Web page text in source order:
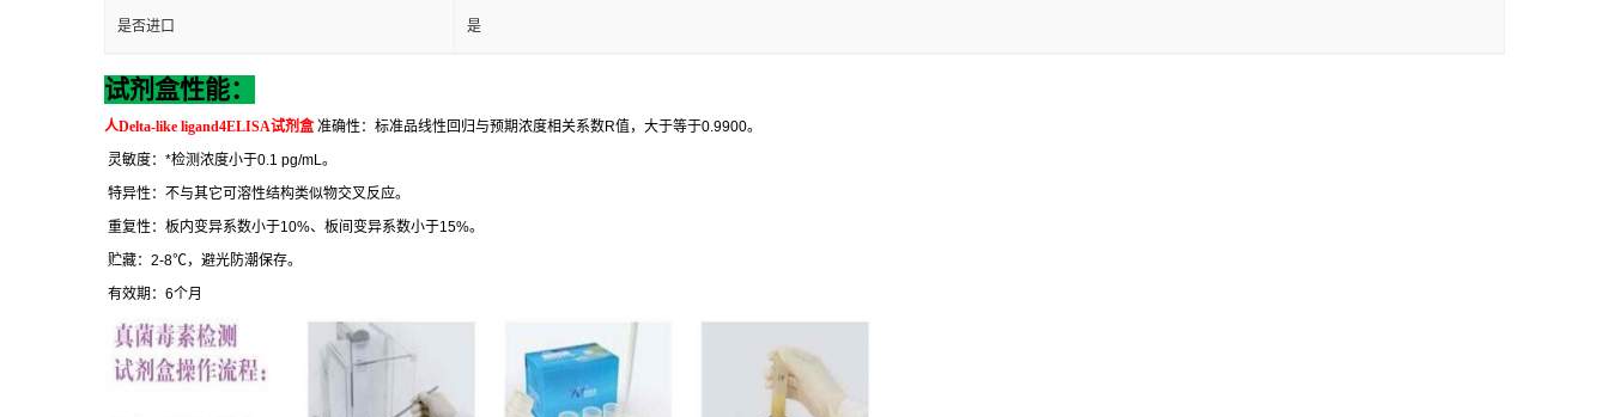
是否进口 是
试剂盒性能：
人Delta-like ligand4ELISA试剂盒 准确性：标准品线性回归与预期浓度相关系数R值，大于等于0.9900。
灵敏度： *检测浓度小于0.1 pg/mL 。
特异性：不与其它可溶性结构类似物交叉反应。
重复性：板内变异系数小于10%、板间变异系数小于15%。
贮藏： 2-8℃，避光防潮保存。
有效期： 6个月